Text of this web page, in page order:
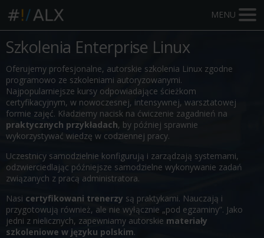
MENU
Szkolenia Enterprise Linux
Oferujemy profesjonalne, autorskie szkolenia Linux zgodne
programowo ze szkoleniami autoryzowanymi.
Najpopularniejsze kursy odpowiadające ścieżkom
certyfikacyjnym, w nowoczesnej, intensywnej, warsztatowej
formie zajęć. Kładziemy nacisk na ćwiczenie zagadnień na
praktycznych przykładach, by później sprawnie
wykorzystywać wiedzę w codziennej pracy.
Uczestnicy samodzielnie konfigurują i zarządzają systemami,
odzwierciedlając późniejsze samodzielne wykonywanie zadań
związanych z pracą administratora.
Nasi certyfikowani trenerzy są praktykami. Nauczają i
przygotowują również, ale nie wyłącznie „pod egzaminy”. Jako
jedni z nielicznych, zapewniamy autorskie materiały
szkoleniowe w języku polskim.